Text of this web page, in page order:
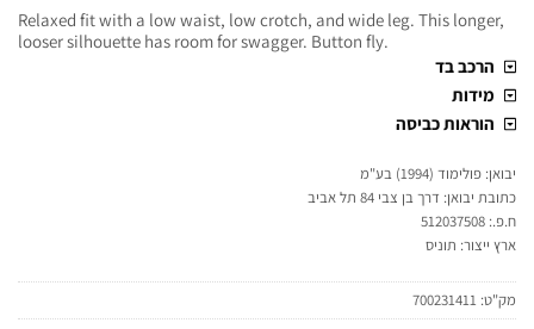
Relaxed fit with a low waist, low crotch, and wide leg. This longer,
looser silhouette has room for swagger. Button fly.
הרכב בד
מידות
הוראות כביסה
יבואן: פולימוד (1994) בע"מ
כתובת יבואן: דרך בן צבי 84 תל אביב
ח.פ.: 512037508
ארץ ייצור: תוניס
מק"ט: 700231411